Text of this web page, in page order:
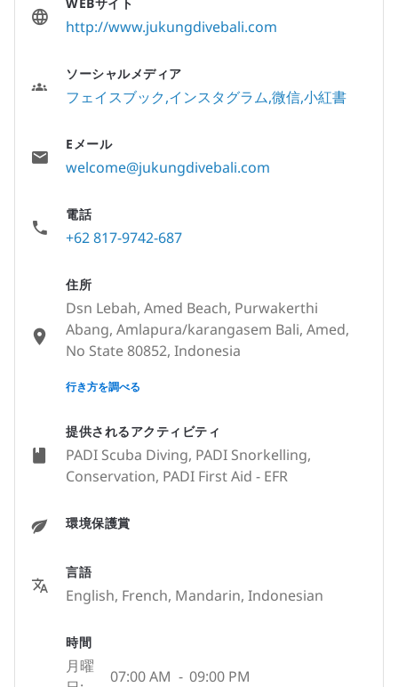
提供されるアクティビティ
PADI Scuba Diving, PADI Snorkelling,
Conservation, PADI First Aid - EFR
環境保護賞
言語
English, French, Mandarin, Indonesian
時間
月曜
07:00 AM - 09:00 PM
http://www.jukungdivebali.com
ソーシャルメディア
フェイスブック インスタグラム 微信小紅書
Eメール
welcome@jukungdivebali.com
電話
+62 817-9742-687
住所
Dsn Lebah, Amed Beach, Purwakerthi
Abang, Amlapura/karangasem Bali, Amed,
No State 80852, Indonesia
None
行き方を調べる